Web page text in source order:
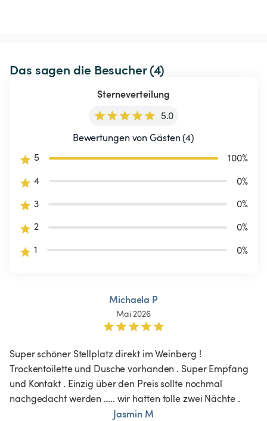
Das sagen die Besucher (4)
Sterneverteilung
5.0
Bewertungen von Gästen (4)
5
100%
4
0%
3
0%
2
0%
1
0%
Michaela P
Mai 2026
Super schöner Stellplatz direkt im Weinberg !
Trockentoilette und Dusche vorhanden . Super Empfang
und Kontakt . Einzig über den Preis sollte nochmal
nachgedacht werden ….. wir hatten tolle zwei Nächte .
Jasmin M